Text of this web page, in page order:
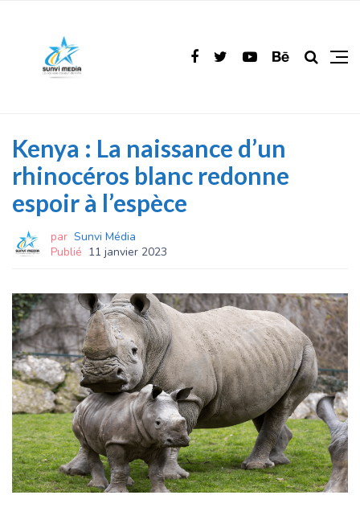
Kenya : La naissance d’un
rhinocéros blanc redonne
espoir à l’espèce
par Sunvi Média
Publié 11 janvier 2023